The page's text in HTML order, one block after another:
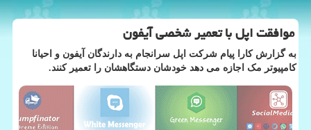
موافقت اپل با تعمیر شخصی آیفون
به گزارش کارا پیام شرکت اپل سرانجام به دارندگان آیفون و احیانا
کامپیوتر مک اجازه می دهد خودشان دستگاهشان را تعمیر کنند.